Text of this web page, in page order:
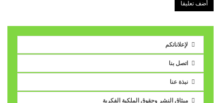
لإعلاناتكم
اتصل بنا
نبذة عنا
ميثاق النشر وحقوق الملكية الفكرية